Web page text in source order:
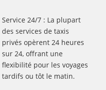
Service 24/7 : La plupart
des services de taxis
privés opèrent 24 heures
sur 24, offrant une
flexibilité pour les voyages
tardifs ou tôt le matin.